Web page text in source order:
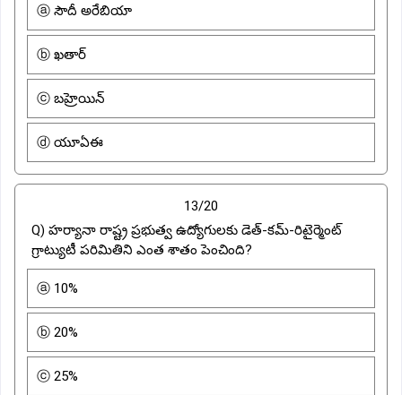
ⓐ సౌదీ అరేబియా
ⓑ ఖతార్
ⓒ బహ్రెయిన్
ⓓ యూఏఈ
13/20
Q) హర్యానా రాష్ట్ర ప్రభుత్వ ఉద్యోగులకు డెత్-కమ్-రిటైర్మెంట్
గ్రాట్యుటీ పరిమితిని ఎంత శాతం పెంచింది?
ⓐ 10%
ⓑ 20%
ⓒ 25%